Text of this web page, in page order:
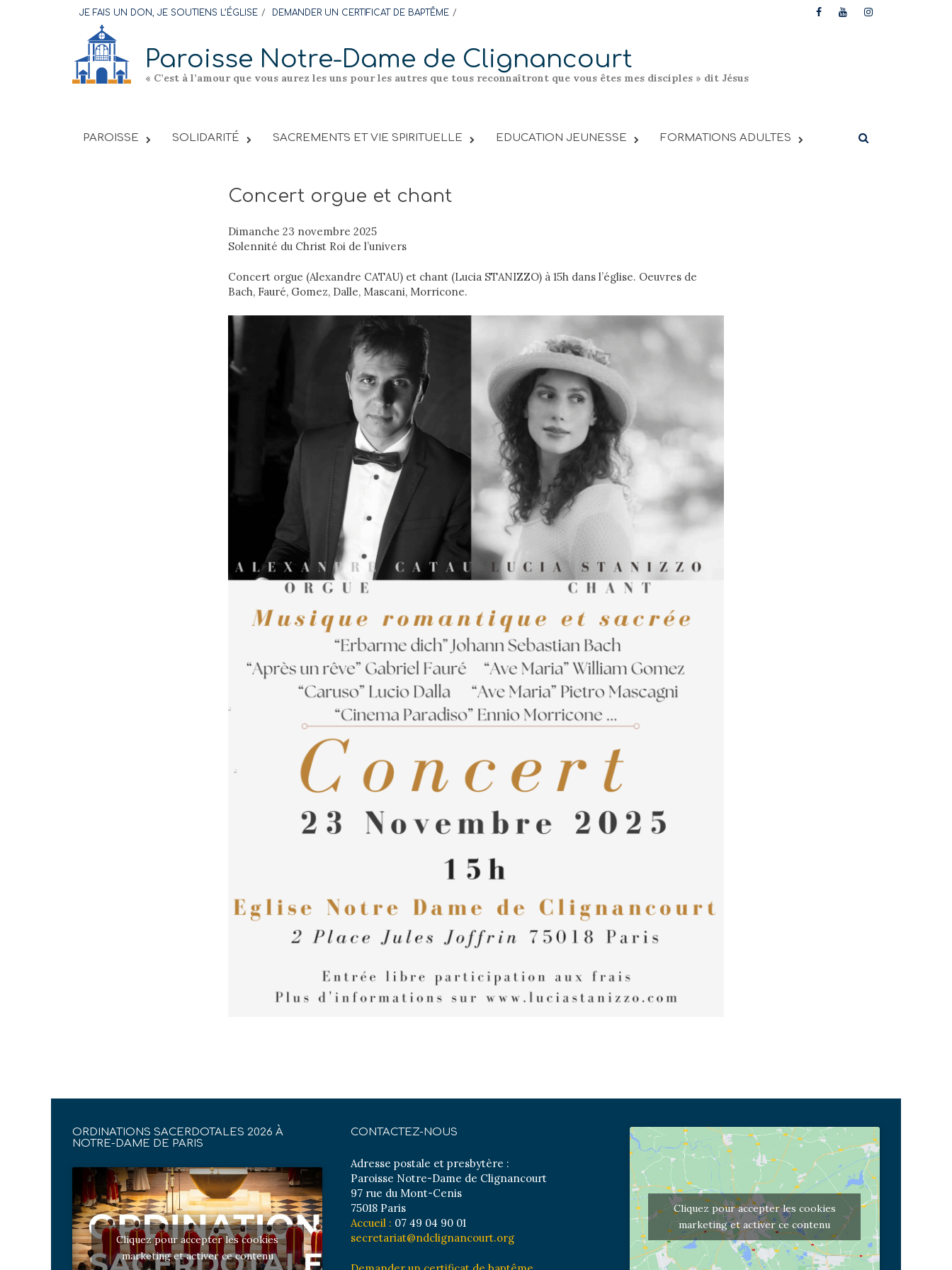
content
JE FAIS UN DON, JE SOUTIENS L’ÉGLISE DEMANDER UN CERTIFICAT DE BAPTÊME
Paroisse Notre-Dame de Clignancourt
« C’est à l’amour que vous aurez les uns pour les autres que tous reconnaîtront que vous êtes mes disciples » dit Jésus
PAROISSE SOLIDARITÉ SACREMENTS ET VIE SPIRITUELLE EDUCATION JEUNESSE FORMATIONS ADULTES
Concert orgue et chant
Dimanche 23 novembre 2025
Solennité du Christ Roi de l’univers
Concert orgue (Alexandre CATAU) et chant (Lucia STANIZZO) à 15h dans l’église. Oeuvres de
Bach, Fauré, Gomez, Dalle, Mascani, Morricone.
ORDINATIONS SACERDOTALES 2026 À
NOTRE-DAME DE PARIS
Cliquez pour accepter les cookies
marketing et activer ce contenu
CONTACTEZ-NOUS
Adresse postale et presbytère :
Paroisse Notre-Dame de Clignancourt
97 rue du Mont-Cenis
75018 Paris
Accueil : 07 49 04 90 01
secretariat@ndclignancourt.org
Cliquez pour accepter les cookies
marketing et activer ce contenu